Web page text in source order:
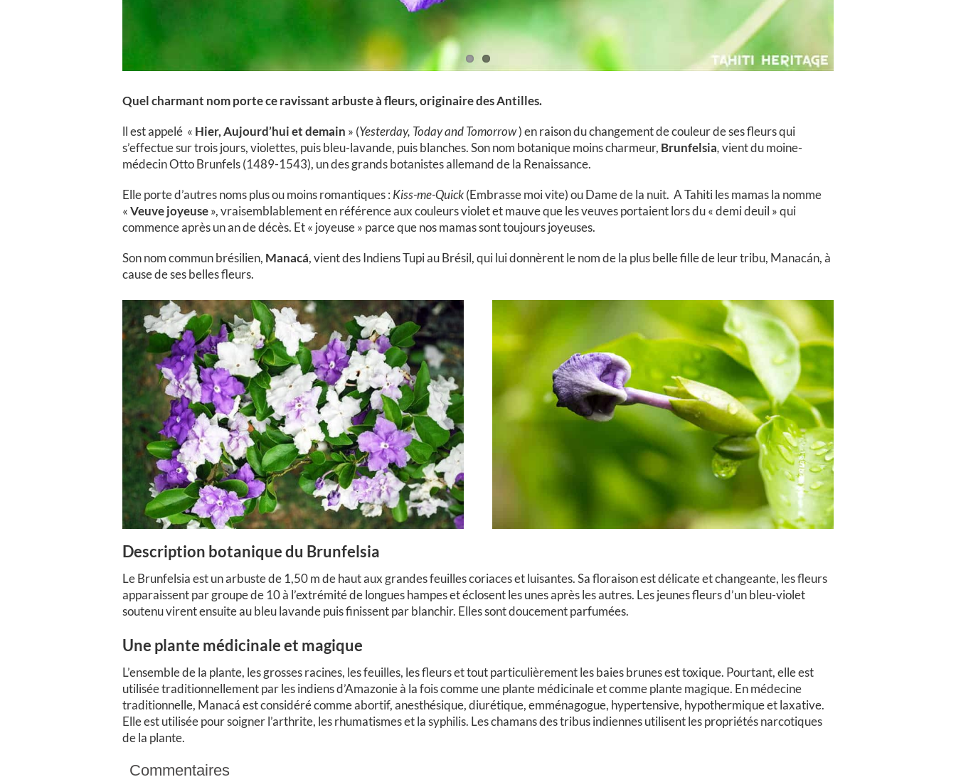
Quel charmant nom porte ce ravissant arbuste à fleurs, originaire des Antilles.
ll est appelé « Hier, Aujourd’hui et demain » (Yesterday, Today and Tomorrow) en raison du changement de couleur de ses fleurs qui
s’effectue sur trois jours, violettes, puis bleu-lavande, puis blanches. Son nom botanique moins charmeur, Brunfelsia,vient du moine-
médecin Otto Brunfels (1489-1543), un des grands botanistes allemand de la Renaissance.
Elle porte d’autres noms plus ou moins romantiques : Kiss-me-Quick(Embrasse moi vite) ou Dame de la nuit. A Tahiti les mamas la nomme
«Veuve joyeuse», vraisemblablement en référence aux couleurs violet et mauve que les veuves portaient lors du « demi deuil » qui
commence après un an de décès. Et « joyeuse » parce que nos mamas sont toujours joyeuses.
Son nom commun brésilien, Manacá, vient des Indiens Tupi au Brésil, qui lui donnèrent le nom de la plus belle fille de leur tribu, Manacán, à
cause de ses belles fleurs.
Description botanique du Brunfelsia
Le Brunfelsia est un arbuste de 1,50 m de haut aux grandes feuilles coriaces et luisantes. Sa floraison est délicate et changeante, les fleurs
apparaissent par groupe de 10 à l’extrémité de longues hampes et éclosent les unes après les autres. Les jeunes fleurs d’un bleu-violet
soutenu virent ensuite au bleu lavande puis finissent par blanchir. Elles sont doucement parfumées.
Une plante médicinale et magique
L’ensemble de la plante, les grosses racines, les feuilles, les fleurs et tout particulièrement les baies brunes est toxique. Pourtant, elle est
utilisée traditionnellement par les indiens d’Amazonie à la fois comme une plante médicinale et comme plante magique. En médecine
traditionnelle, Manacá est considéré comme abortif, anesthésique, diurétique, emménagogue, hypertensive, hypothermique et laxative.
Elle est utilisée pour soigner l’arthrite, les rhumatismes et la syphilis. Les chamans des tribus indiennes utilisent les propriétés narcotiques
de la plante.
Commentaires